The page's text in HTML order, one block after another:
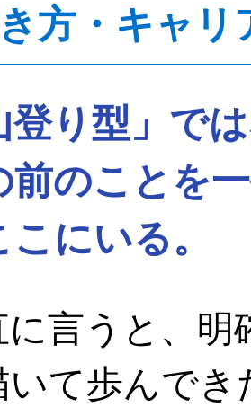
方・キャリ
登り型」で
前のことを
にいる。
に言うと、
いて歩んで